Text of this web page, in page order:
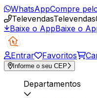
WhatsAppCompre
TelevendasTelevendas
Baixe o AppBaixe o
Entrar Favoritos
Informe o seu CEP
Departamentos